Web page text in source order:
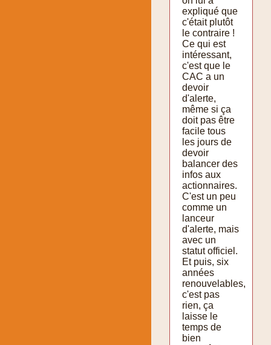
expliqué que
c'était plutôt
le contraire !
Ce qui est
intéressant,
c'est que le
CAC a un
devoir
d'alerte,
même si ça
doit pas être
facile tous
les jours de
devoir
balancer des
infos aux
actionnaires.
C'est un peu
comme un
lanceur
d'alerte, mais
avec un
statut officiel.
Et puis, six
années
renouvelables,
c'est pas
rien, ça
laisse le
temps de
bien